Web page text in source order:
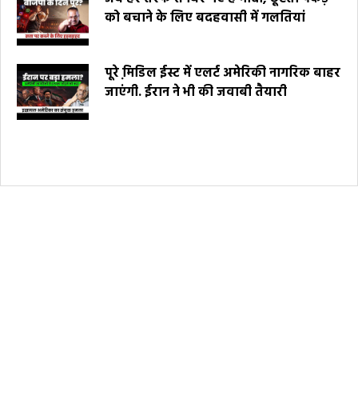
को बचाने के लिए बदहवासी में गलतियां
पूरे मि़डिल ईस्ट में एलर्ट अमेरिकी नागरिक बाहर
जाएंगी. ईरान ने भी की जवाबी तैयारी